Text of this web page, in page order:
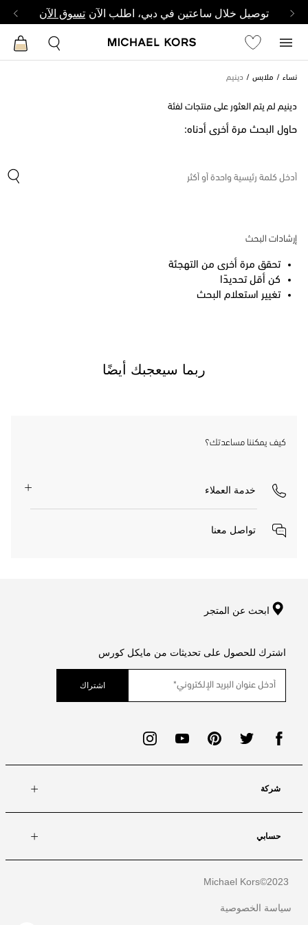
توصيل خلال ساعتين في دبي، اطلب الآن تسوق الآن
نساء ملابس دينيم
دينيم لم يتم العثور على منتجات لفئة
حاول البحث مرة أخرى أدناه:
إرشادات البحث
تحقق مرة أخرى من التهجئة
كن أقل تحديدًا
تغيير استعلام البحث
ربما سيعجبك أيضًا
كيف يمكننا مساعدتك؟
خدمة العملاء
تواصل معنا
ابحث عن المتجر
اشترك للحصول على تحديثات من مايكل كورس
اشتراك
شركة
حسابي
Michael Kors
سياسة الخصوصية